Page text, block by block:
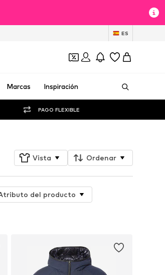
ES
Marcas Inspiración
PAGO FLEXIBLE
Vista Ordenar
del producto